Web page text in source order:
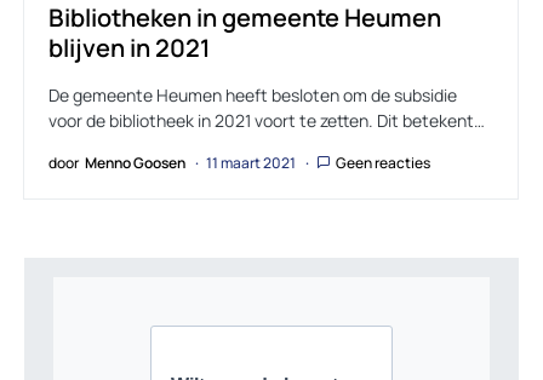
Bibliotheken in gemeente Heumen
blijven in 2021
De gemeente Heumen heeft besloten om de subsidie
voor de bibliotheek in 2021 voort te zetten. Dit betekent…
door Menno Goosen 11 maart 2021 Geen reacties